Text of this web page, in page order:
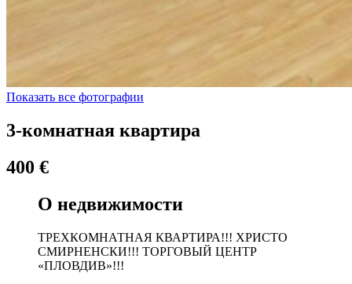
Показать все фотографии
3-комнатная квартира
400 €
О недвижимости
ТРЕХКОМНАТНАЯ КВАРТИРА!!! ХРИСТО
СМИРНЕНСКИ!!! ТОРГОВЫЙ ЦЕНТР
«ПЛОВДИВ»!!!